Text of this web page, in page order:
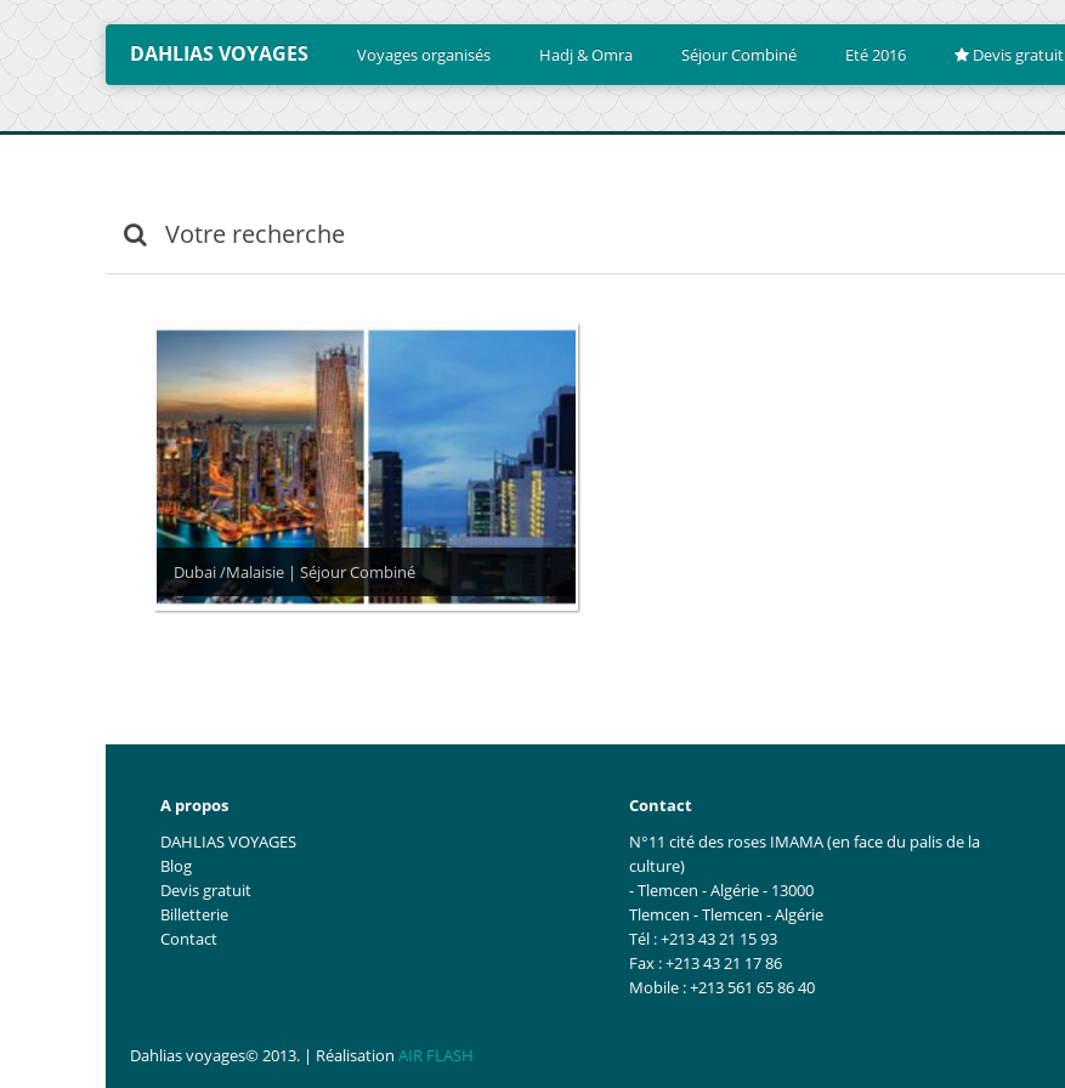
DAHLIAS VOYAGES Voyages organisés Hadj & Omra Séjour Combiné Eté 2016 Devis gratuit
Votre recherche
Dubai /Malaisie | Séjour Combiné
A propos
DAHLIAS VOYAGES
Blog
Devis gratuit
Billetterie
Contact
Contact
N°11 cité des roses IMAMA (en face du palis de la
culture)
- Tlemcen - Algérie - 13000
Tlemcen - Tlemcen - Algérie
Tél : +213 43 21 15 93
Fax : +213 43 21 17 86
Mobile : +213 561 65 86 40
Dahlias voyages© 2013. | Réalisation AIR FLASH